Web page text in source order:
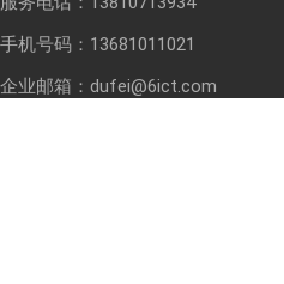
手机号码：13681011021
企业邮箱：dufei@6ict.com